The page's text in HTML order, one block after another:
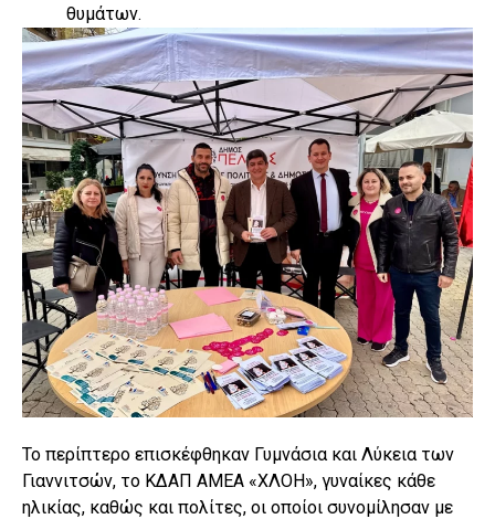
θυμάτων.
Το περίπτερο επισκέφθηκαν Γυμνάσια και Λύκεια των
Γιαννιτσών, το ΚΔΑΠ ΑΜΕΑ «ΧΛΟΗ», γυναίκες κάθε
ηλικίας, καθώς και πολίτες, οι οποίοι συνομίλησαν με